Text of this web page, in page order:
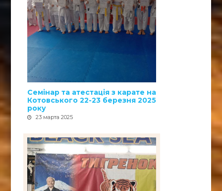
Семінар та атестація з карате на
Котовського 22-23 березня 2025
року
23 марта 2025